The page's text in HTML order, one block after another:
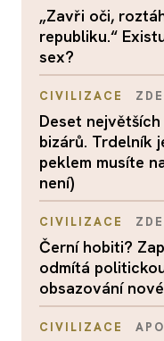
„Zavři oči,
republiku.“
sex?
CIVILIZACE
Deset
bizárů. Trdelník
peklem musíte
není)
CIVILIZACE
Černí hobiti?
odmítá
obsazování
CIVILIZACE